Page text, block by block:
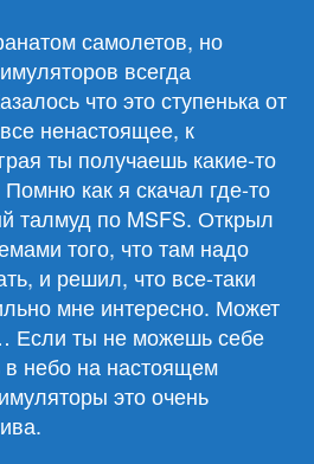
самолетов, но
всегда
что это ступенька от
ненастоящее, к
ты получаешь какие-то
как я скачал где-то
талмуд по MSFS. Открыл
того, что там надо
и решил, что все-таки
мне интересно. Может
Если ты не можешь себе
в небо на настоящем
это очень